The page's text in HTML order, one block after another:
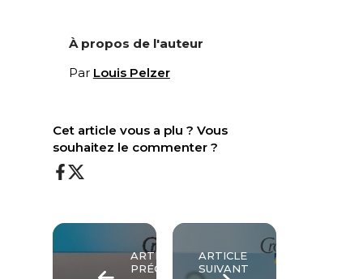
À propos de l'auteur
Par Louis Pelzer
Cet article vous a plu ? Vous
souhaitez le commenter ?
ARTICLE
PRÉCÉDENT
ARTICLE
SUIVANT